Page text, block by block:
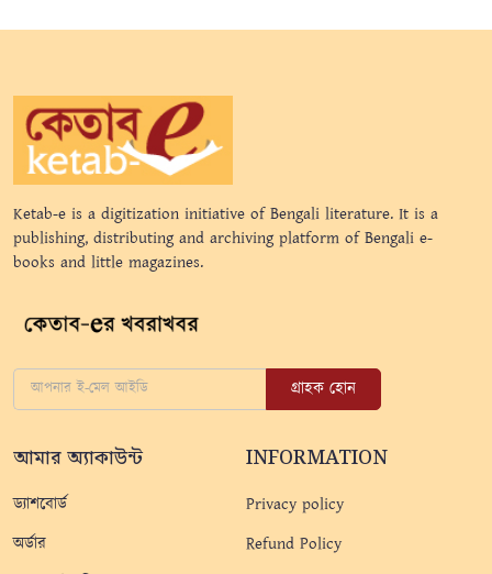
Ketab-e is a digitization initiative of Bengali literature. It is a
publishing, distributing and archiving platform of Bengali e-
books and little magazines.
গ্রাহক হোন
আমার অ্যাকাউন্ট
ড্যাশবোর্ড
অর্ডার
INFORMATION
Privacy policy
Refund Policy